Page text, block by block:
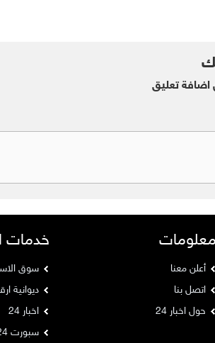
اضافة تعليق
معلومات
أعلن معنا
اتصل بنا
حول اخبار 24
خدمات
سوق
ديوانية
اخبار 24
سبورت 24